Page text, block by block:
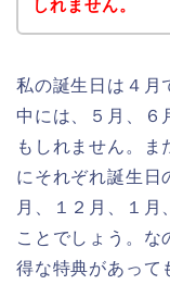
しれません。
私の誕生日は４月
中には、５月、６
もしれません。ま
にそれぞれ誕生日
月、１２月、１月
ことでしょう。な
得な特典があって